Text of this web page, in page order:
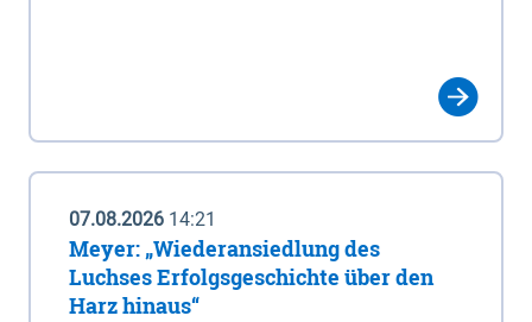
07.08.2026 14:21
Meyer: „Wiederansiedlung des
Luchses Erfolgsgeschichte über den
Harz hinaus“